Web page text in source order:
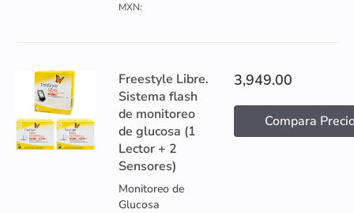
MXN:
Freestyle Libre.
Sistema flash
de monitoreo
de glucosa (1
Lector + 2
Sensores)
Monitoreo de
Glucosa
3,949.00
Compara